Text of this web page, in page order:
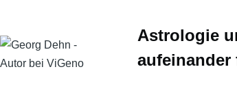
Astrologie
aufeinander